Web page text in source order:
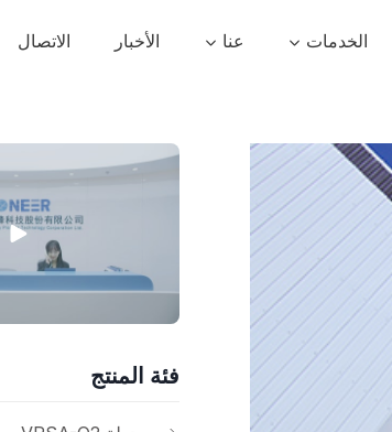
الخدمات عنا الأخبار الاتصال
فئة المنتج